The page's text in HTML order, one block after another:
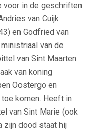
voor in de geschriften
van Cuijk
en Godfried van
van de
van Sint Maarten.
van koning
Oostergo en
komen. Heeft in
van Sint Marie (ook
zijn dood staat hij